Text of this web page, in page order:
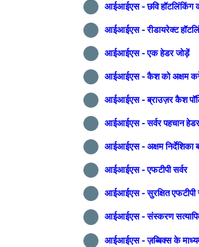
आईआईएस - छवि हॉटलिंकिंग
आईआईएस - रीडायरेक्ट
आईआईएस - एक हेडर जोड़ें
आईआईएस - कैश को अक्षम
आईआईएस - ब्राउज़र कैश
आईआईएस - सर्वर पहचान
आईआईएस - अक्षम निर्देशिका
आईआईएस - एफटीपी सर्वर
आईआईएस - सुरक्षित एफटीपी
आईआईएस - संस्करण
आईआईएस - ज़ब्बिक्स के